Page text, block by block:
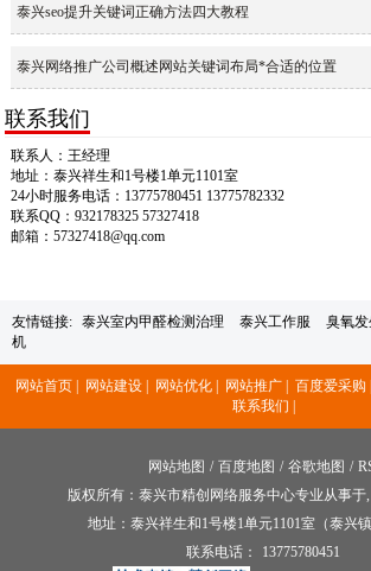
泰兴seo提升关键词正确方法四大教程
泰兴网络推广公司概述网站关键词布局*合适的位置
联系我们
联系人：王经理
地址：泰兴祥生和1号楼1单元1101室
24小时服务电话：13775780451 13775782332
联系QQ：932178325 57327418
邮箱：57327418@qq.com
友情链接: 泰兴室内甲醛检测治理 泰兴工作服 臭氧
机
网站首页 | 网站建设 | 网站优化 | 网站推广 | 百度爱采购 |
联系我们 |
网站地图 / 百度地图 / 谷歌地图 /
版权所有：泰兴市精创网络服务中心专业从事于
地址：泰兴祥生和1号楼1单元1101室（泰兴
联系电话：
13775780451